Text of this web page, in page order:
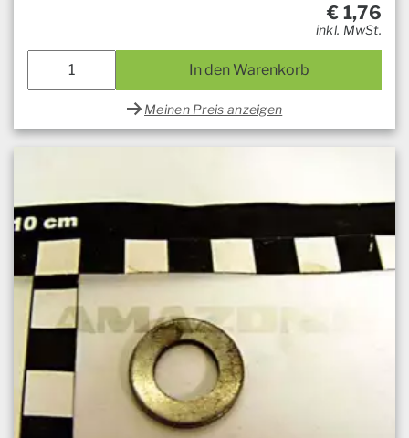
€ 1,76
inkl. MwSt.
In den Warenkorb
Meinen Preis anzeigen